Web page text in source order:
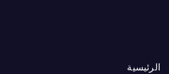
الرئيسية